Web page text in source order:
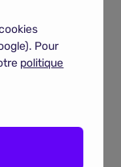
finance, vous
meilleure
de compagnie
prendre vos
actuel.
Pour
politique